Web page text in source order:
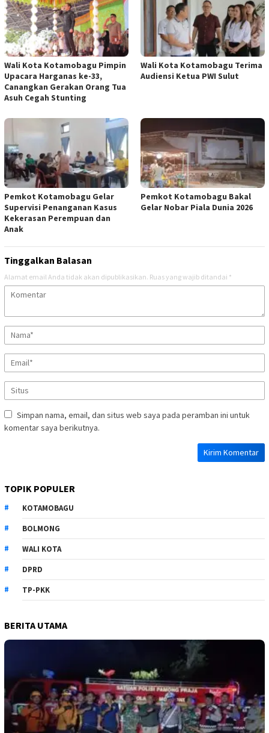
Wali Kota Kotamobagu Pimpin
Upacara Harganas ke-33,
Canangkan Gerakan Orang Tua
Asuh Cegah Stunting
Wali Kota Kotamobagu Terima
Audiensi Ketua PWI Sulut
Pemkot Kotamobagu Gelar
Supervisi Penanganan Kasus
Kekerasan Perempuan dan
Anak
Pemkot Kotamobagu Bakal
Gelar Nobar Piala Dunia 2026
Tinggalkan Balasan
Alamat email Anda tidak akan dipublikasikan. Ruas yang wajib ditandai *
Simpan nama, email, dan situs web saya pada peramban ini untuk
komentar saya berikutnya.
TOPIK POPULER
KOTAMOBAGU
BOLMONG
WALI KOTA
DPRD
TP-PKK
BERITA UTAMA